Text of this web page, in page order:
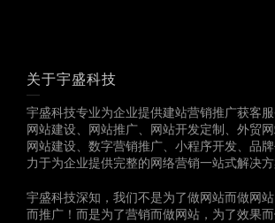
关于宇盛科技
宇盛科技专业为企业提供建站营销推广获客
网站建设、网站推广、网站开发定制、外贸
网站建设、数字营销推广、小程序开发、品
力于为企业提供完整的网络营销一站式解决方
宇盛科技深知，我们不是为了做网站而做网
而推广！而是为了营销而做网站，为了效果